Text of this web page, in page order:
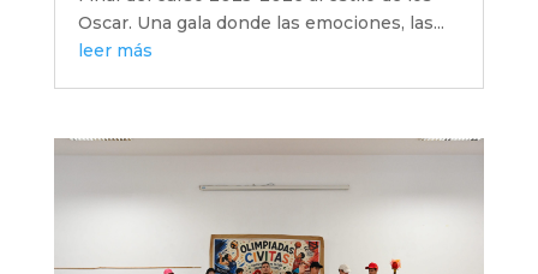
Oscar. Una gala donde las emociones, las...
leer más